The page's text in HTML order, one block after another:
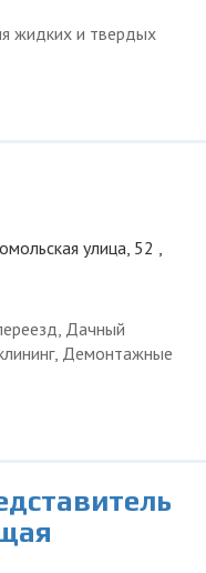
жидких и твердых
улица, 52 ,
Дачный
Демонтажные